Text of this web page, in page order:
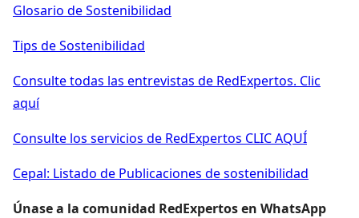
Glosario de Sostenibilidad
Tips de Sostenibilidad
Consulte todas las entrevistas de RedExpertos. Clic
aquí
Consulte los servicios de RedExpertos CLIC AQUÍ
Cepal: Listado de Publicaciones de sostenibilidad
Únase a la comunidad RedExpertos en WhatsApp